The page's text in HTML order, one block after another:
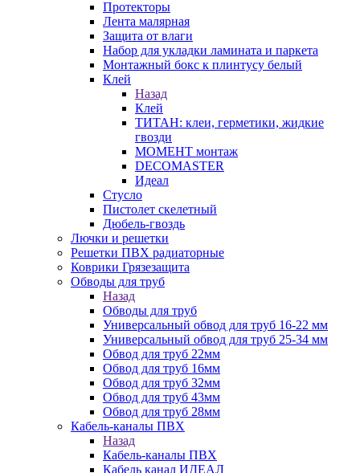
Протекторы
Лента малярная
Защита от влаги
Набор для укладки ламината и паркета
Монтажный бокс к плинтусу белый
Клей
Назад
Клей
ТИТАН: клеи, герметики, жидкие
гвозди
МОМЕНТ монтаж
DECOMASTER
Идеал
Стусло
Пистолет скелетный
Дюбель-гвоздь
Лючки и решетки
Решетки ПВХ радиаторные
Коврики Грязезащита
Обводы для труб
Назад
Обводы для труб
Универсальный обвод для труб 16-22 мм
Универсальный обвод для труб 25-34 мм
Обвод для труб 22мм
Обвод для труб 16мм
Обвод для труб 32мм
Обвод для труб 43мм
Обвод для труб 28мм
Кабель-каналы ПВХ
Назад
Кабель-каналы ПВХ
Кабель канал ИДЕАЛ